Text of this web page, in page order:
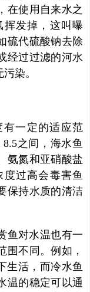
在使用自来水之
发掉， 这叫曝
硫代硫酸钠去除
经过过滤的河水
染。
一定的适应范
之间，海水鱼
氨氮和亚硝酸盐
过高会毒害鱼
保持水质的清洁
鱼对水温也有一
围不同。例如，
生活，而冷水鱼
温的稳定可以通